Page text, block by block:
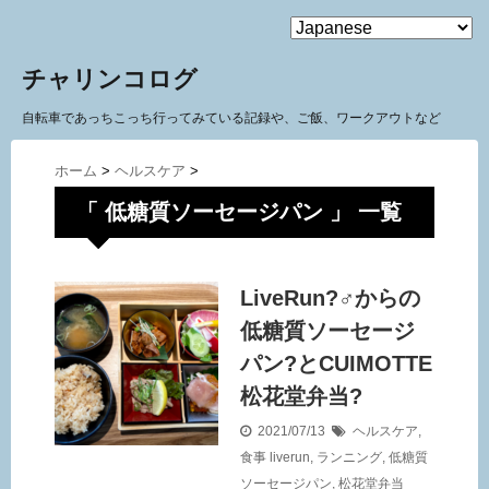
MENU
チャリンコログ
自転車であっちこっち行ってみている記録や、ご飯、ワークアウトなど
ホーム > ヘルスケア >
「 低糖質ソーセージパン 」 一覧
LiveRun?‍♂️からの
低糖質ソーセージ
パン?とCUIMOTTE
松花堂弁当?
2021/07/13 ヘルスケア,
食事 liverun, ランニング, 低糖質
ソーセージパン, 松花堂弁当